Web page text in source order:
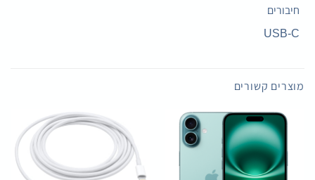
חיבורים
USB-C
מוצרים קשורים